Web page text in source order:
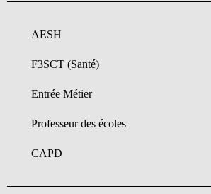
AESH
F3SCT (Santé)
Entrée Métier
Professeur des écoles
CAPD